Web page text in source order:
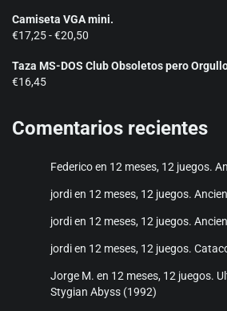
Camiseta VGA mini.
€17,25-€20,50
precios:
€20,50
Taza MS-DOS Club Obsoletos pero
€16,45
Comentarios recientes
Federicoen 12 meses, 12 juegos.
jordien 12 meses, 12 juegos.
jordien 12 meses, 12 juegos.
jordien 12 meses, 12 juegos.
Jorge M. en 12 meses, 12 juegos.
Stygian Abyss (1992)